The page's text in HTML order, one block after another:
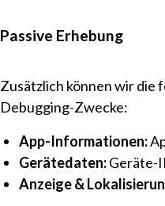
Passive Erhebung
Zusätzlich können wir die
Debugging-Zwecke:
App-Informationen:
Gerätedaten:Geräte-
Anzeige &